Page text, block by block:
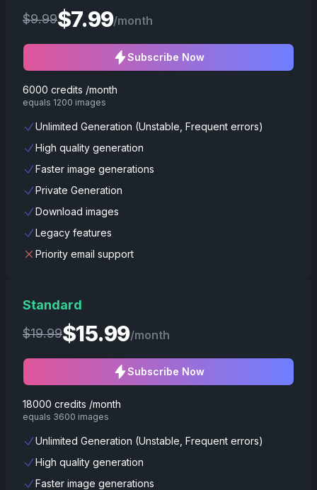
$9.99$7.99/month
Subscribe Now
6000 credits /month
equals 1200 images
Unlimited Generation (Unstable, Frequent errors)
High quality generation
Faster image generations
Private Generation
Download images
Legacy features
Priority email support
Standard
$19.99$15.99/month
Subscribe Now
18000 credits /month
equals 3600 images
Unlimited Generation (Unstable, Frequent errors)
High quality generation
Faster image generations